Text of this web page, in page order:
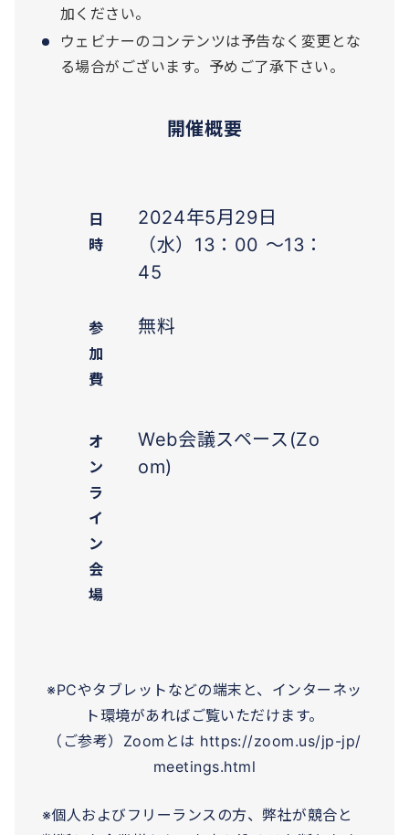
加ください。
ウェビナーのコンテンツは予告なく変更とな
る場合がございます。予めご了承下さい。
開催概要
日
時
2024年5月29日
（水）13：00 ～13：
45
参
加
費
無料
オ
ン
ラ
イ
ン
会
場
Web会議スペース(Zo
om)
※PCやタブレットなどの端末と、インターネッ
ト環境があればご覧いただけます。
（ご参考）Zoomとは https://zoom.us/jp-jp/
meetings.html
※個人およびフリーランスの方、弊社が競合と